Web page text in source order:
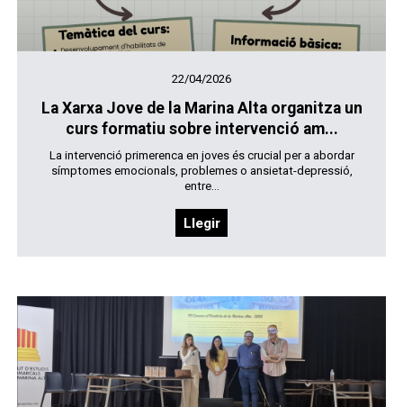
22/04/2026
La Xarxa Jove de la Marina Alta organitza un
curs formatiu sobre intervenció am...
La intervenció primerenca en joves és crucial per a abordar
símptomes emocionals, problemes o ansietat-depressió,
entre...
Llegir